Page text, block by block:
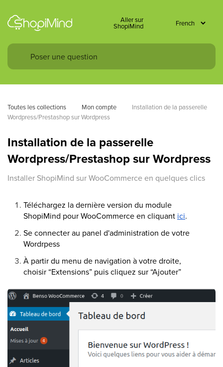
Aller sur
ShopiMind
Toutes les collections Mon compte
Installation de la passerelle
Wordpress/Prestashop sur Wordpress
Installation de la passerelle
Wordpress/Prestashop sur Wordpress
Installer ShopiMind sur WooCommerce en quelques clics
Téléchargez la dernière version du module
ShopiMind pour WooCommerce en cliquant ici.
Se connecter au panel d'administration de votre
Wordrpess
À partir du menu de navigation à votre droite,
choisir “Extensions” puis cliquez sur “Ajouter”